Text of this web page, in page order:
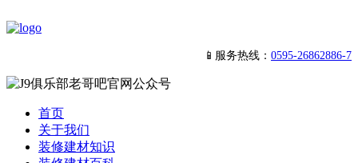
📱服务热线： 0595-26862886-7
首页
关于我们
装修建材知识